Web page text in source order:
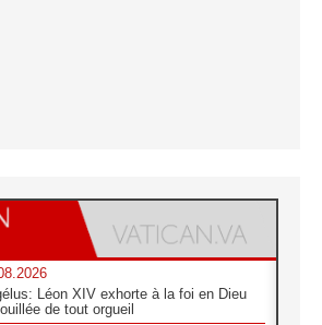
Léon XIV exhorte à la foi en Dieu
de tout orgueil